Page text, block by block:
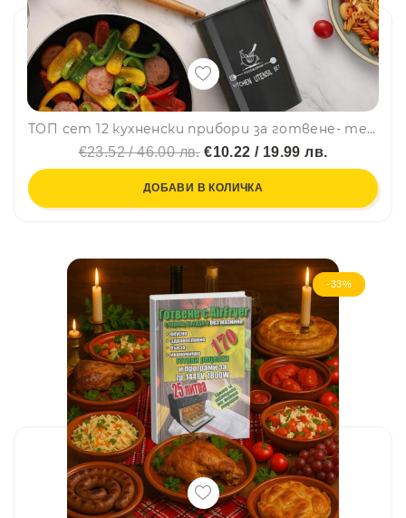
ТОП сет 12 кухненски прибори за готвене- термоустойчив силикон и дръжка от естествено дърво- СИВ
€23.52 / 46.00 лв.€10.22 / 19.99 лв.
ДОБАВИ В КОЛИЧКА
-33%